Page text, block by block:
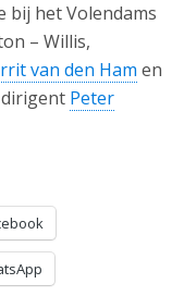
bij het Volendams
– Willis,
van den Ham en
Peter